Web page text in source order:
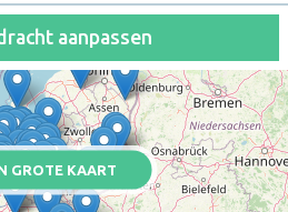
aanpassen
GROTE KAART